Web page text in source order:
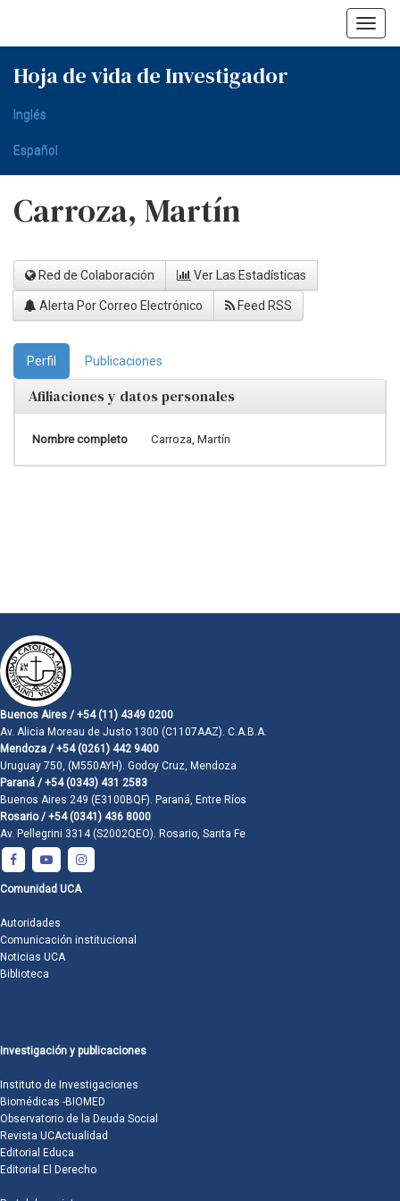
Hoja de vida de Investigador
Inglés
Español
Carroza, Martín
Red de Colaboración Ver Las Estadísticas
Alerta Por Correo Electrónico Feed RSS
Perfil Publicaciones
Afiliaciones y datos personales
Nombre completo Carroza, Martín
Buenos Aires / +54 (11) 4349 0200
Av. Alicia Moreau de Justo 1300 (C1107AAZ). C.A.B.A.
Mendoza / +54 (0261) 442 9400
Uruguay 750, (M550AYH). Godoy Cruz, Mendoza
Paraná / +54 (0343) 431 2583
Buenos Aires 249 (E3100BQF). Paraná, Entre Ríos
Rosario / +54 (0341) 436 8000
Av. Pellegrini 3314 (S2002QEO). Rosario, Santa Fe
Comunidad UCA
Autoridades
Comunicación institucional
Noticias UCA
Biblioteca
Investigación y publicaciones
Instituto de Investigaciones
Biomédicas -BIOMED
Observatorio de la Deuda Social
Revista UCActualidad
Editorial Educa
Editorial El Derecho